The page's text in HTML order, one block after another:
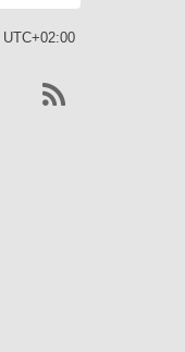
UTC+02:00